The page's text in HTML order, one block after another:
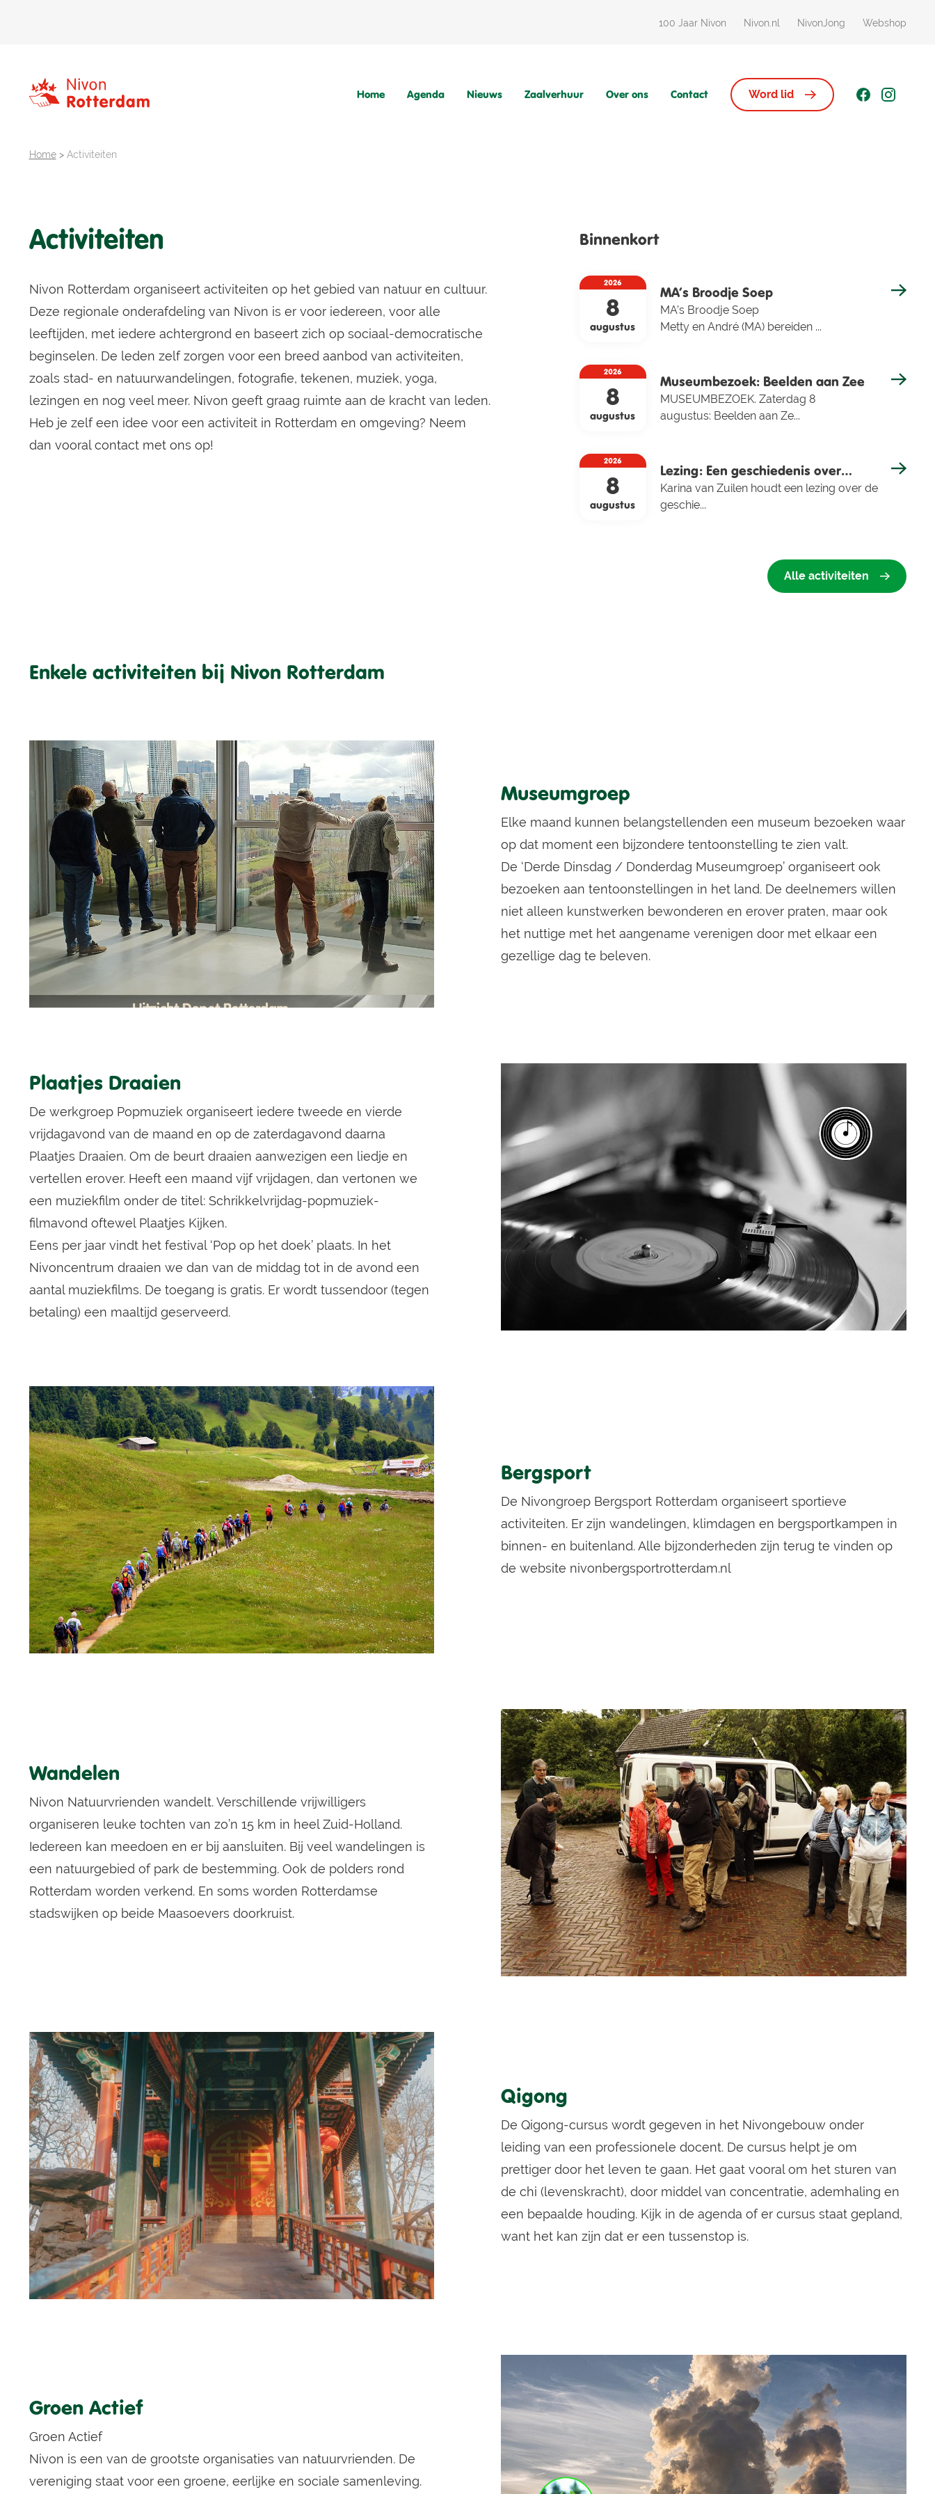
100 Jaar Nivon Nivon.nl NivonJong Webshop
Home Agenda Nieuws Zaalverhuur Over ons Contact Word lid
Home> Activiteiten
Activiteiten
Nivon Rotterdam organiseert activiteiten op het gebied van natuur en cultuur.
Deze regionale onderafdeling van Nivon is er voor iedereen, voor alle
leeftijden, met iedere achtergrond en baseert zich op sociaal-democratische
beginselen. De leden zelf zorgen voor een breed aanbod van activiteiten,
zoals stad- en natuurwandelingen, fotografie, tekenen, muziek, yoga,
lezingen en nog veel meer. Nivon geeft graag ruimte aan de kracht van leden.
Heb je zelf een idee voor een activiteit in Rotterdam en omgeving? Neem
dan vooralcontactmet ons op!
Binnenkort
2026
8
augustus
MA’s Broodje Soep
MA’s Broodje Soep
Metty en André (MA) bereiden ...
2026
8
augustus
Museumbezoek: Beelden aan Zee
MUSEUMBEZOEK. Zaterdag 8
augustus: Beelden aan Ze...
2026
8
augustus
Lezing: Een geschiedenis over
water-stad-en-land
Karina van Zuilen houdt een lezing over de
geschie...
Alle activiteiten
Enkele activiteiten bij Nivon Rotterdam
Museumgroep
Elke maand kunnen belangstellenden een museum bezoeken waar
op dat moment een bijzondere tentoonstelling te zien valt.
De ‘Derde Dinsdag / Donderdag Museumgroep’ organiseert ook
bezoeken aan tentoonstellingen in het land. De deelnemers willen
niet alleen kunstwerken bewonderen en erover praten, maar ook
het nuttige met het aangename verenigen door met elkaar een
gezellige dag te beleven.
Plaatjes Draaien
De werkgroep Popmuziek organiseert iedere tweede en vierde
vrijdagavond van de maand en op de zaterdagavond daarna
Plaatjes Draaien. Om de beurt draaien aanwezigen een liedje en
vertellen erover. Heeft een maand vijf vrijdagen, dan vertonen we
een muziekfilm onder de titel: Schrikkelvrijdag-popmuziek-
filmavond oftewel Plaatjes Kijken.
Eens per jaar vindt het festival ‘Pop op het doek’ plaats. In het
Nivoncentrum draaien we dan van de middag tot in de avond een
aantal muziekfilms. De toegang is gratis. Er wordt tussendoor (tegen
betaling) een maaltijd geserveerd.
Bergsport
De Nivongroep Bergsport Rotterdam organiseert sportieve
activiteiten. Er zijn wandelingen, klimdagen en bergsportkampen in
binnen- en buitenland. Alle bijzonderheden zijn terug te vinden op
de website nivonbergsportrotterdam.nl
Wandelen
Nivon Natuurvrienden wandelt. Verschillende vrijwilligers
organiseren leuke tochten van zo’n 15 km in heel Zuid-Holland.
Iedereen kan meedoen en er bij aansluiten. Bij veel wandelingen is
een natuurgebied of park de bestemming. Ook de polders rond
Rotterdam worden verkend. En soms worden Rotterdamse
stadswijken op beide Maasoevers doorkruist.
Qigong
De Qigong-cursus wordt gegeven in het Nivongebouw onder
leiding van een professionele docent. De cursus helpt je om
prettiger door het leven te gaan. Het gaat vooral om het sturen van
de chi (levenskracht), door middel van concentratie, ademhaling en
een bepaalde houding. Kijk in de agenda of er cursus staat gepland,
want het kan zijn dat er een tussenstop is.
Groen Actief
Groen Actief
Nivon is een van de grootste organisaties van natuurvrienden. De
vereniging staat voor een groene, eerlijke en sociale samenleving.